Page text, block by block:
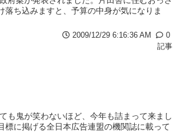
ち込みますと、予算の中身が気になりま
2009/12/29 6:16:36 AM
0
記事
も鬼が笑わないほど、今年も詰まって来まし
に掲げる全日本広告連盟の機関誌に載って